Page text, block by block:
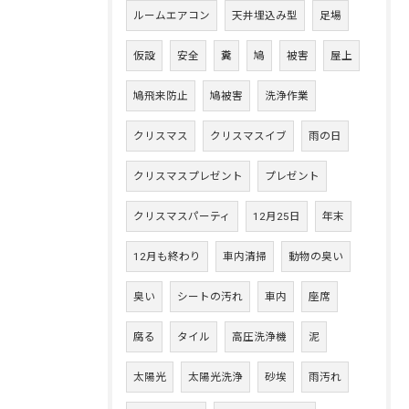
ルームエアコン 天井埋込み型 足場
仮設 安全 糞 鳩 被害 屋上
鳩飛来防止 鳩被害 洗浄作業
クリスマス クリスマスイブ 雨の日
クリスマスプレゼント プレゼント
クリスマスパーティ 12月25日 年末
12月も終わり 車内清掃 動物の臭い
臭い シートの汚れ 車内 座席
腐る タイル 高圧洗浄機 泥
太陽光 太陽光洗浄 砂埃 雨汚れ